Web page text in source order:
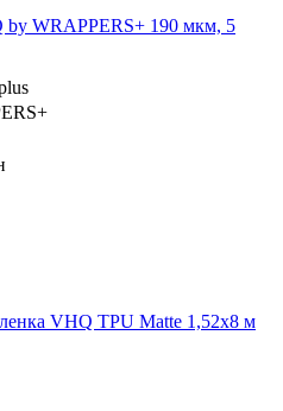
by WRAPPERS+ 190 мкм, 5